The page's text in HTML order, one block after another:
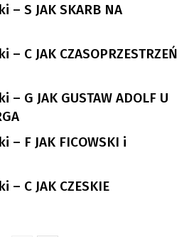
S JAK SKARB NA
C JAK CZASOPRZESTRZEŃ
G JAK GUSTAW ADOLF U
F JAK FICOWSKI i
C JAK CZESKIE